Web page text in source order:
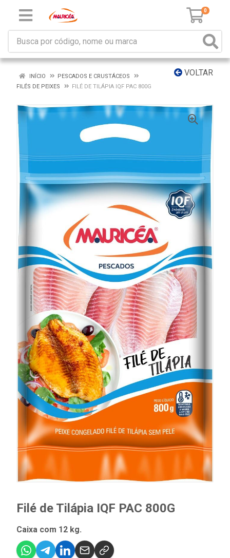
0
VOLTAR
INÍCIO
PESCADOS E CRUSTÁCEOS
FILÉS DE PEIXES
FILÉ DE TILÁPIA IQF PAC 800G
Filé de Tilápia IQF PAC 800G
Caixa com 12 kg.